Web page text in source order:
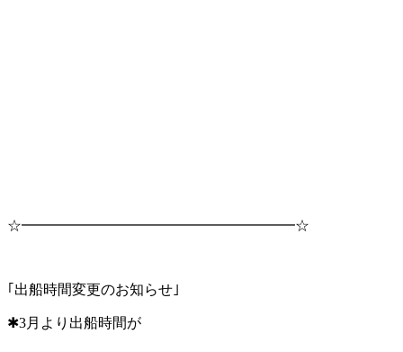
☆━━━━━━━━━━━━━━━━━━━☆
｢出船時間変更のお知らせ｣
✱3月より出船時間が